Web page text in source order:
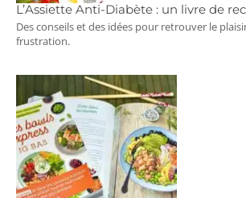
L’Assiette Anti-Diabète : un livre de
Des conseils et des idées pour retrouver le
frustration.